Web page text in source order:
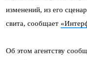
изменений, из его
свита, сообщает
Об этом агентству